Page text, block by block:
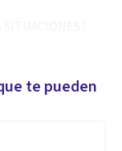
• Depresión
Continuamente
• Frágil •
te pueden